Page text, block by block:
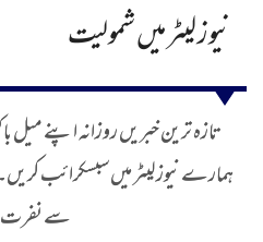
نیوز لیٹر میں شمولیت
تازہ ترین خبریں روزانہ اپنے
ہمارے نیوز لیٹر میں سبسکرائب
سے